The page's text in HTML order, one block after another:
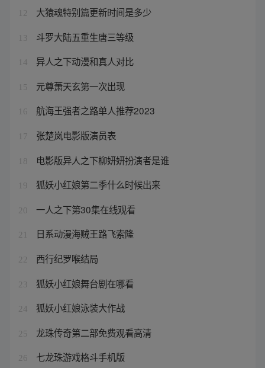
12 大猿魂特别篇更新时间是多少
13 斗罗大陆五重生唐三等级
14 异人之下动漫和真人对比
15 元尊萧天玄第一次出现
16 航海王强者之路单人推荐2023
17 张楚岚电影版演员表
18 电影版异人之下柳妍妍扮演者是谁
19 狐妖小红娘第二季什么时候出来
20 一人之下第30集在线观看
21 日系动漫海贼王路飞索隆
22 西行纪罗喉结局
23 狐妖小红娘舞台剧在哪看
24 狐妖小红娘泳装大作战
25 龙珠传奇第二部免费观看高清
26 七龙珠游戏格斗手机版